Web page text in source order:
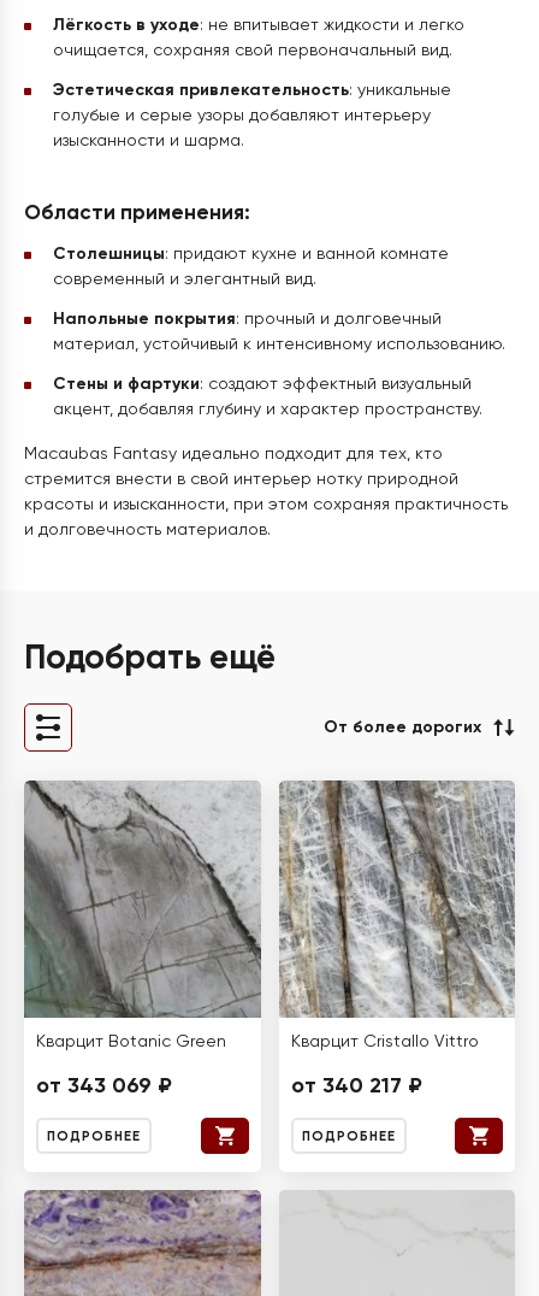
Лёгкость в уходе: не впитывает жидкости и легко
очищается, сохраняя свой первоначальный вид.
Эстетическая привлекательность: уникальные
голубые и серые узоры добавляют интерьеру
изысканности и шарма.
Области применения:
Столешницы: придают кухне и ванной комнате
современный и элегантный вид.
Напольные покрытия: прочный и долговечный
материал, устойчивый к интенсивному использованию.
Стены и фартуки: создают эффектный визуальный
акцент, добавляя глубину и характер пространству.
Macaubas Fantasy идеально подходит для тех, кто
стремится внести в свой интерьер нотку природной
красоты и изысканности, при этом сохраняя практичность
и долговечность материалов.
Подобрать ещё
От более дорогих
Кварцит Botanic Green
от 343 069 ₽
ПОДРОБНЕЕ
Кварцит Cristallo Vittro
от 340 217 ₽
ПОДРОБНЕЕ